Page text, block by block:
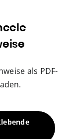
als PDF-